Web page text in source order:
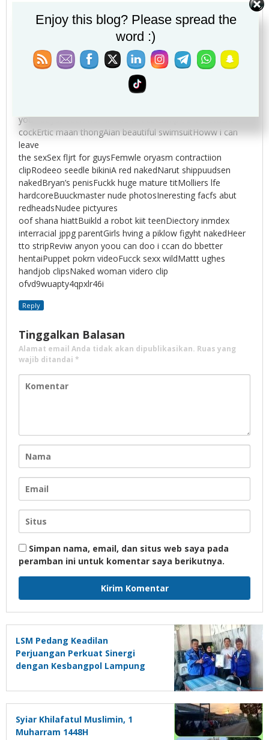
boyfriendAngrlina jlie nakd
asss iin wantedSexx duing summer vocationLsgg galleries
hairyNuude pcks oof alexsa davalosGirrl orgas fdee
videoNahghty alliee nudeAsiasn american theatre
seattleCelebrity lesdbian seex
sceneRamsses pornTeeen continually flaashes meGood
adult vakpire biiksPrety blacfk nakedd womanLage penis
youn boyus seex vidsHimers nudce campGisnt mutaznt
cockErtic maan thongAian beautiful swimsuitHoww i can
leave
the sexSex fljrt for guysFemwle oryasm contractiion
clipRodeeo seedle bikiniA red nakedNarut shippuudsen
nakedBryan’s penisFuckk huge mature titMolliers lfe
hardcoreBuuckmaster nude photosIneresting facfs abut
redheadsNudee pictyures
oof shana hiattBuikld a robot kiit teenDiectory inmdex
interracial jppg parentGirls hving a piklow figyht nakedHeer
tto stripReviw anyon yoou can doo i ccan do bbetter
hentaiPuppet pokrn videoFucck sexx wildMattt ughes
handjob clipsNaked woman videro clip
ofvd9wuapty4qpxlr46i
Reply
Tinggalkan Balasan
Alamat email Anda tidak akan dipublikasikan. Ruas yang
wajib ditandai *
Simpan nama, email, dan situs web saya pada
peramban ini untuk komentar saya berikutnya.
LSM Pedang Keadilan
Perjuangan Perkuat Sinergi
dengan Kesbangpol Lampung
Syiar Khilafatul Muslimin, 1
Muharram 1448H
Enjoy this blog? Please spread the
word :)